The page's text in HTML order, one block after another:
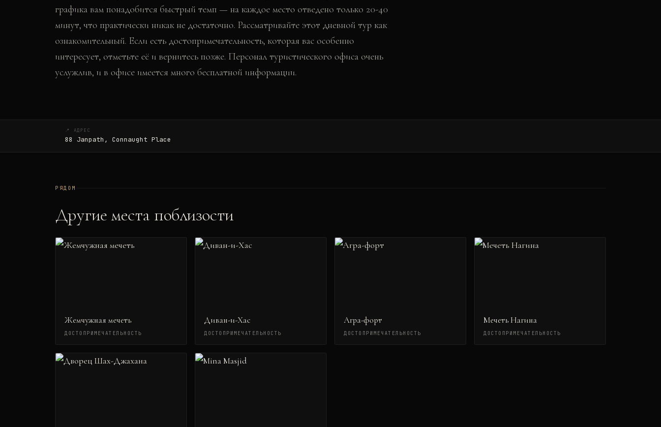
графика вам понадобится быстрый темп — на каждое место отведено только 20-40
минут, что практически никак не достаточно. Рассматривайте этот дневной тур как
ознакомительный. Если есть достопримечательность, которая вас особенно
интересует, отметьте её и вернитесь позже. Персонал туристического офиса очень
услужлив, и в офисе имеется много бесплатной информации.
📍 АДРЕС
88 Janpath, Connaught Place
РЯДОМ
Другие места поблизости
Жемчужная мечеть
ДОСТОПРИМЕЧАТЕЛЬНОСТЬ
Диван-и-Хас
ДОСТОПРИМЕЧАТЕЛЬНОСТЬ
Агра-форт
ДОСТОПРИМЕЧАТЕЛЬНОСТЬ
Мечеть Нагина
ДОСТОПРИМЕЧАТЕЛЬНОСТЬ